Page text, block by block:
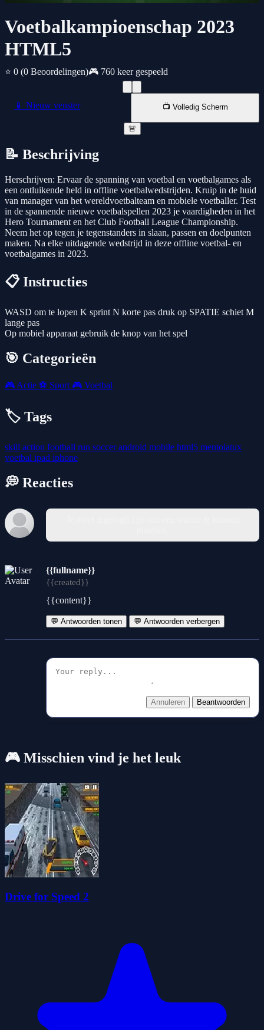
Voetbalkampioenschap 2023
HTML5
⭐ 0 (0 Beoordelingen)🎮 760 keer gespeeld
📱 Nieuw venster 📺 Volledig Scherm
🚨
📝 Beschrijving
Herschrijven: Ervaar de spanning van voetbal en voetbalgames als
een ontluikende held in offline voetbalwedstrijden. Kruip in de huid
van manager van het wereldvoetbalteam en mobiele voetballer. Test
in de spannende nieuwe voetbalspellen 2023 je vaardigheden in het
Hero Tournament en het Club Football League Championship.
Neem het op tegen je tegenstanders in slaan, passen en doelpunten
maken. Na elke uitdagende wedstrijd in deze offline voetbal- en
voetbalgames in 2023.
📋 Instructies
WASD om te lopen K sprint N korte pas druk op SPATIE schiet M
lange pas
Op mobiel apparaat gebruik de knop van het spel
🎯 Categorieën
🎮 Actie ⚽ Sport 🎮 Voetbal
🏷️ Tags
skill action football run soccerandroid mobile html5 mentolatux
voetbal ipad iphone
💭 Reacties
{{fullname}}
{{created}}
{{content}}
💬 Antwoorden tonen 💬 Antwoorden verbergen
Annuleren Beantwoorden
🎮 Misschien vind je het leuk
Drive for Speed 2